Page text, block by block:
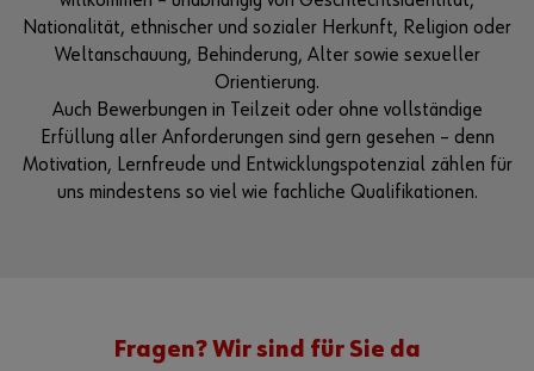
Nationalität, ethnischer und sozialer Herkunft, Religion oder
Weltanschauung, Behinderung, Alter sowie sexueller
Orientierung.
Auch Bewerbungen in Teilzeit oder ohne vollständige
Erfüllung aller Anforderungen sind gern gesehen – denn
Motivation, Lernfreude und Entwicklungspotenzial zählen für
uns mindestens so viel wie fachliche Qualifikationen.
Fragen? Wir sind für Sie da